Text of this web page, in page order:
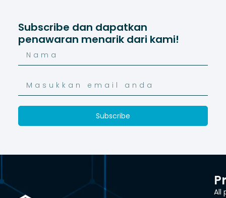
Subscribe dan dapatkan
penawaran menarik dari kami!
Subscribe
All